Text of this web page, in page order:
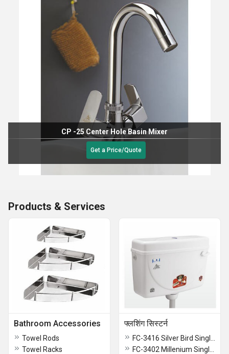
CP -25 Center Hole Basin Mixer
Get a Price/Quote
Products & Services
Bathroom Accessories
Towel Rods
Towel Racks
फ्लशिंग सिस्टर्न